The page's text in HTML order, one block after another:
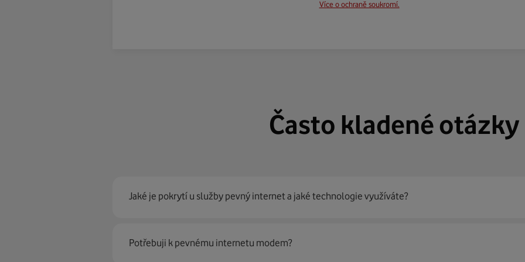
Více o ochraně soukromí.
Často kladené otázky
Jaké je pokrytí u služby pevný internet a jaké technologie využíváte?
Pevný internet můžeme nabídnout99 % českých domácností
prostřednictvím několika
Potřebuji k pevnému internetu modem?